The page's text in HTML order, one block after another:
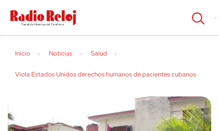
cerrar
Inicio Noticias Salud
Viola Estados Unidos derechos humanos de pacientes cubanos